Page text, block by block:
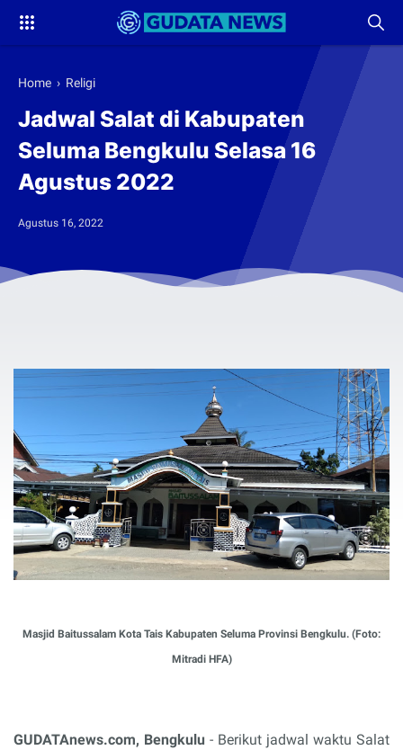
Home › Religi
Jadwal Salat di Kabupaten
Seluma Bengkulu Selasa 16
Agustus 2022
Agustus 16, 2022
Masjid Baitussalam Kota Tais Kabupaten Seluma Provinsi Bengkulu. (Foto:
Mitradi HFA)
GUDATAnews.com, Bengkulu - Berikut jadwal waktu Salat